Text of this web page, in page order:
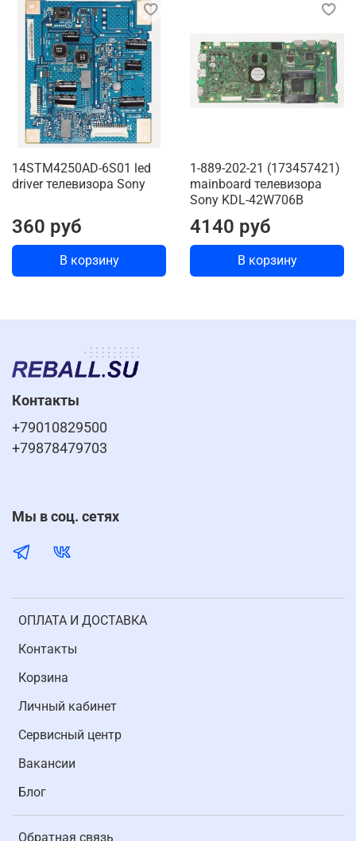
14STM4250AD-6S01 led
driver телевизора Sony
360 руб
В корзину
1-889-202-21 (173457421)
mainboard телевизора
Sony KDL-42W706B
4140 руб
В корзину
ОПЛАТА И ДОСТАВКА
Контакты
Корзина
Личный кабинет
Cервисный центр
Вакансии
Блог
Обратная связь
Контакты
+79010829500
+79878479703
Мы в соц. сетях